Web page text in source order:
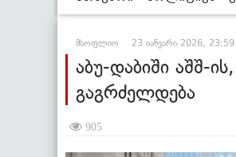
მსოფლიო 23 იანვარი 2026, 23:59
აბუ-დაბიში აშშ-
გაგრძელდება
905